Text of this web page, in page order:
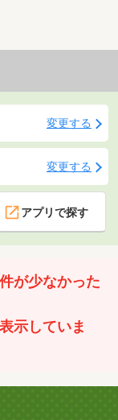
変更する
変更する
アプリで探す
が少なかった
示していま